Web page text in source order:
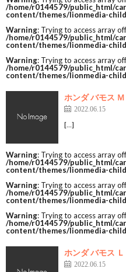
/home/r0144579/public_html/
content/themes/lionmedia-
Warning: Trying to access array
/home/r0144579/public_html/
content/themes/lionmedia-
Warning: Trying to access array
/home/r0144579/public_html/
content/themes/lionmedia-
ホンダ バモス
2022.06.15
[…]
Warning: Trying to access array
/home/r0144579/public_html/
content/themes/lionmedia-
Warning: Trying to access array
/home/r0144579/public_html/
content/themes/lionmedia-
Warning: Trying to access array
/home/r0144579/public_html/
content/themes/lionmedia-
ホンダ バモス
2022.06.15